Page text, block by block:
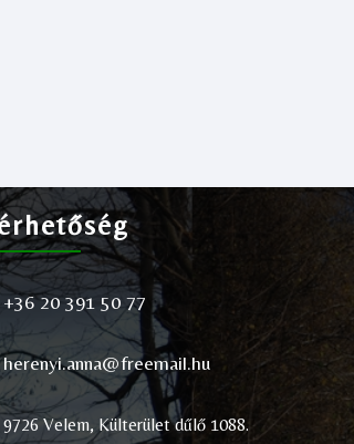
+36 20 391 50 77
herenyi.anna@freemail.hu
9726 Velem, Külterület dűlő 1088.